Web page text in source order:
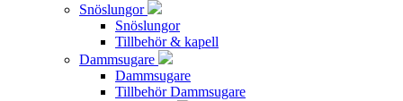
Snöslungor
Snöslungor
Tillbehör & kapell
Dammsugare
Dammsugare
Tillbehör Dammsugare